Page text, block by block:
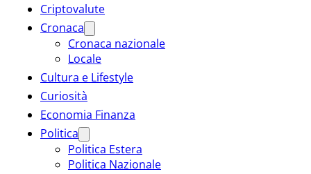
Criptovalute
Cronaca
Cronaca nazionale
Locale
Cultura e Lifestyle
Curiosità
Economia Finanza
Politica
Politica Estera
Politica Nazionale